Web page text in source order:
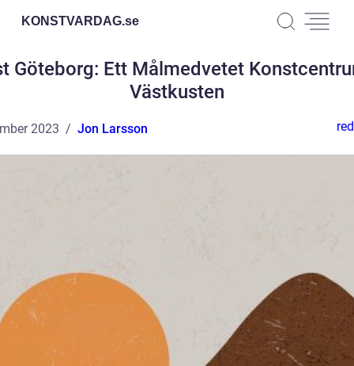
KONSTVARDAG.se
Göteborg: Ett Målmedvetet
Västkusten
2023 Jon Larsson